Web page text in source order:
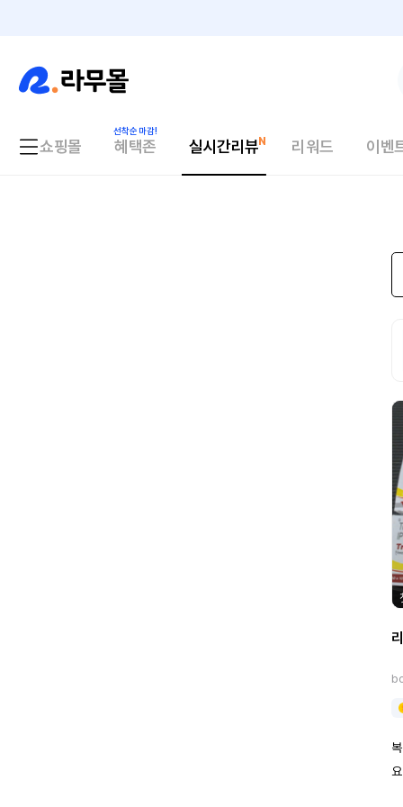
쇼핑몰 혜택존 실시간리뷰 리워드 이벤